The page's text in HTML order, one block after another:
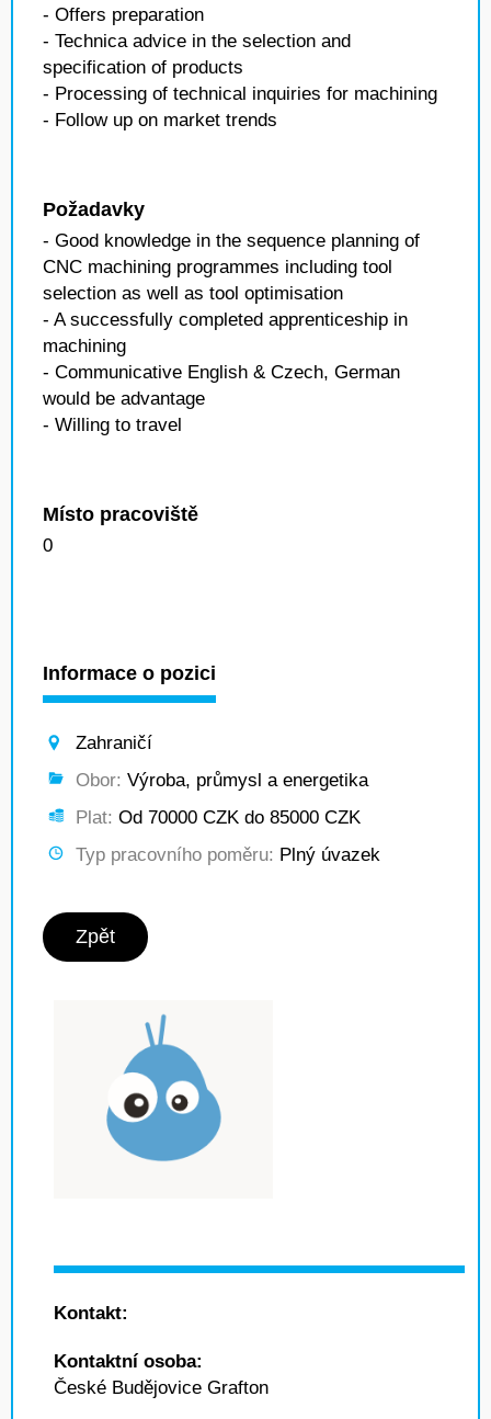
- Offers preparation
- Technica advice in the selection and
specification of products
- Processing of technical inquiries for machining
- Follow up on market trends
Požadavky
- Good knowledge in the sequence planning of
CNC machining programmes including tool
selection as well as tool optimisation
- A successfully completed apprenticeship in
machining
- Communicative English & Czech, German
would be advantage
- Willing to travel
Místo pracoviště
0
Informace o pozici
Zahraničí
Obor: Výroba, průmysl a energetika
Plat: Od 70000 CZK do 85000 CZK
Typ pracovního poměru: Plný úvazek
Zpět
Kontakt:
Kontaktní osoba:
České Budějovice Grafton